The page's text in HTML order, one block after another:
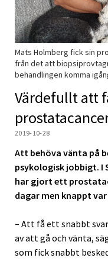
Mats Holmberg fick sin
från det att
behandlingen komma
Värdefullt att
2019-10-28
Att behöva vänta på
psykologisk jobbigt. I
har gjort ett
dagar men knappt
– Att få ett snabbt
av att gå och vänta,
som fick snabbt